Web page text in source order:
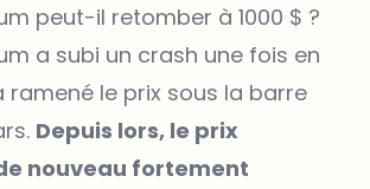
peut-il retomber à 1000 $ ?
a subi un crash une fois en
ramené le prix sous la barre
Depuis lors, le prix
nouveau fortement